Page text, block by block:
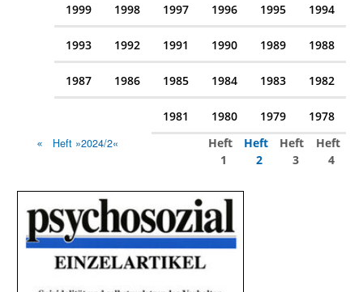
1999 1998 1997 1996 1995 1994
1993 1992 1991 1990 1989 1988
1987 1986 1985 1984 1983 1982
1981 1980 1979 1978
Heft »2024/2«
Heft
1
Heft
2
Heft
3
Heft
4